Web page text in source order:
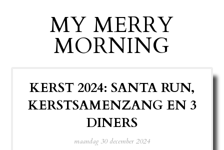
MY MERRY
MORNING
KERST 2024: SANTA RUN,
KERSTSAMENZANG EN 3
DINERS
maandag 30 december 2024